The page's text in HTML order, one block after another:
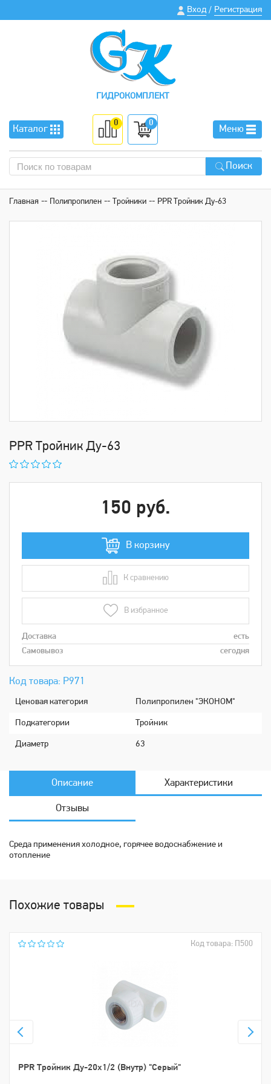
Вход / Регистрация
ГИДРОКОМПЛЕКТ
Каталог
0 0
Меню
Поиск
Главная Полипропилен Тройники PPR Тройник Ду-63
PPR Тройник Ду-63
Код товара: Р971
Ценовая категория Полипропилен "ЭКОНОМ"
Подкатeгории Тройник
Диaметр 63
150 руб.
В корзину
К сравнению
В сравнении
В избранное
Доставка
есть
Самовывоз
сегодня
Описание Характеристики
Отзывы
Среда применения холодное, горячее водоснабжение и
отопление
Похожие товары
Код товара: П500
PPR Тройник Ду-20х1/2 (Внутр) "Серый"